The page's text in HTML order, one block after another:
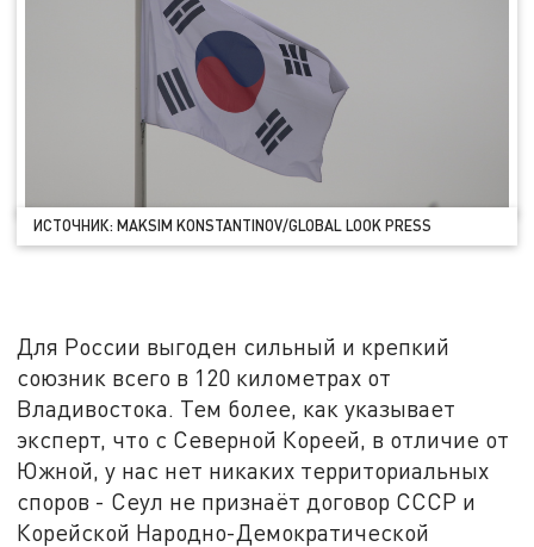
ИСТОЧНИК: MAKSIM KONSTANTINOV/GLOBAL LOOK PRESS
Для России выгоден сильный и крепкий
союзник всего в 120 километрах от
Владивостока. Тем более, как указывает
эксперт, что с Северной Кореей, в отличие от
Южной, у нас нет никаких территориальных
споров - Сеул не признаёт договор СССР и
Корейской Народно-Демократической